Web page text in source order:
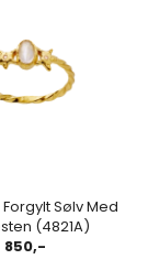
Forgylt Sølv Med
(4821A)
850,-